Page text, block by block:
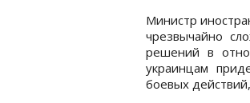
Министр
чрезвычайно
решений в
украинцам
боевых